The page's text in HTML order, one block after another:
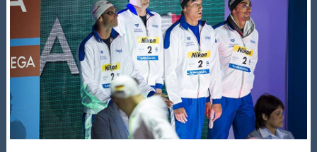
Salvamento
Master
Formazione